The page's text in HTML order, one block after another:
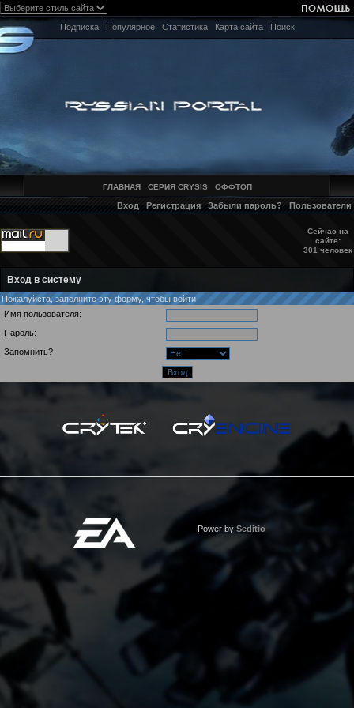
Подписка Популярное Статистика Карта сайта Поиск
ГЛАВНАЯ СЕРИЯ CRYSIS ОФФТОП
Вход Регистрация Забыли пароль? Пользователи
Сейчас на
сайте:
301 человек
Вход в систему
Пожалуйста, заполните эту форму, чтобы войти
Имя пользователя:
Пароль:
Запомнить?
Power by Seditio